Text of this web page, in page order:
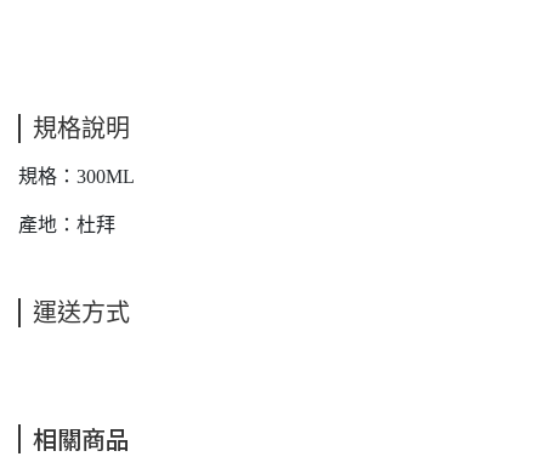
規格說明
規格：300ML
產地：杜拜
運送方式
相關商品